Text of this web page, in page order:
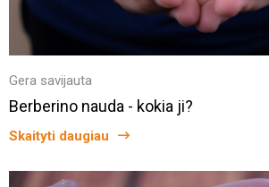
Gera savijauta
Berberino nauda - kokia ji?
Skaityti daugiau